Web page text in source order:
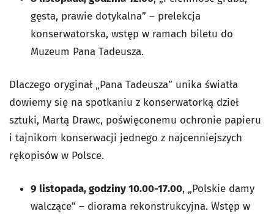
gęsta, prawie dotykalna” – prelekcja
konserwatorska, wstęp w ramach biletu do
Muzeum Pana Tadeusza.
Dlaczego oryginał „Pana Tadeusza” unika światła
dowiemy się na spotkaniu z konserwatorką dzieł
sztuki, Martą Drawc, poświęconemu ochronie papieru
i tajnikom konserwacji jednego z najcenniejszych
rękopisów w Polsce.
9 listopada, godziny 10.00-17.00, „Polskie damy
walczące” – diorama rekonstrukcyjna. Wstęp w